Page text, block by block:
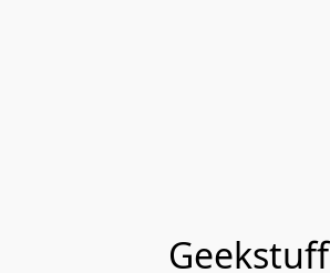
Geekstuff